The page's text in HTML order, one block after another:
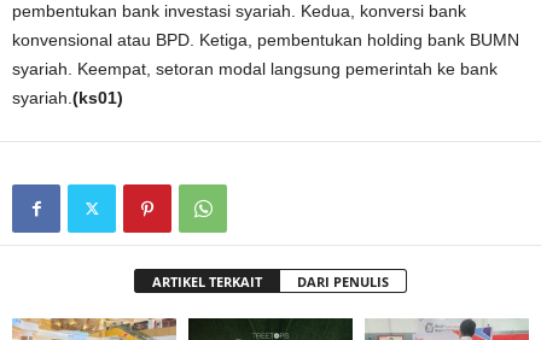
pembentukan bank investasi syariah. Kedua, konversi bank
konvensional atau BPD. Ketiga, pembentukan holding bank BUMN
syariah. Keempat, setoran modal langsung pemerintah ke bank
syariah. (ks01)
ARTIKEL TERKAIT DARI PENULIS